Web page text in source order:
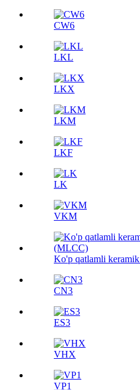
CW6
LKL
LKX
LKM
LKF
LK
VKM
Ko'p qatlamli
CN3
ES3
VHX
VP1